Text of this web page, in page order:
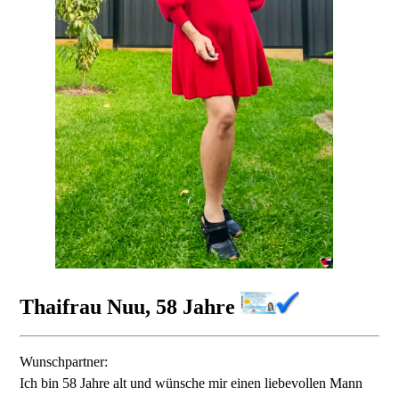
Thaifrau Nuu, 58 Jahre
Wunschpartner:
Ich bin 58 Jahre alt und wünsche mir einen liebevollen Mann